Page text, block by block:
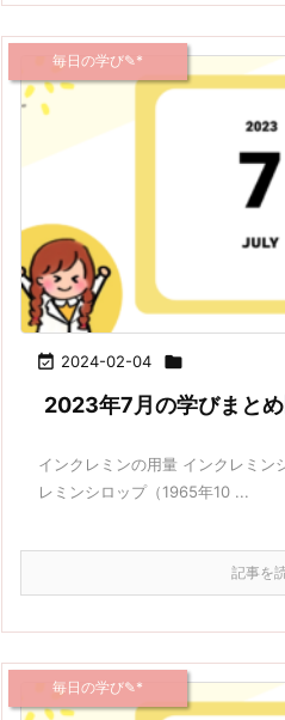
 2024-02-04 
毎日の学び✎*
2023年7月の学びまとめ
インクレミンの用量 インクレミン
レミンシロップ（1965年10 ...
記事を
毎日の学び✎*